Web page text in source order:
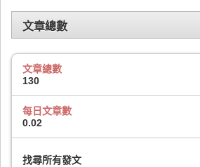
文章總數
文章總數
130
每日文章數
0.02
找尋所有發文